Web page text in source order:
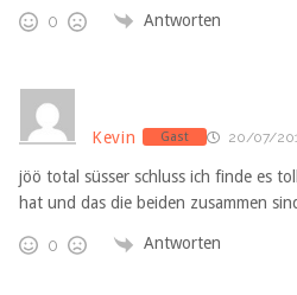
0 Antworten
Kevin Gast 20/07/
jöö total süsser schluss ich finde es
hat und das die beiden zusammen
0 Antworten